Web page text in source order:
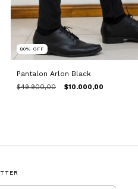
80% OFF
Pantalon Arlon Black
$49.900,00 $10.000,00